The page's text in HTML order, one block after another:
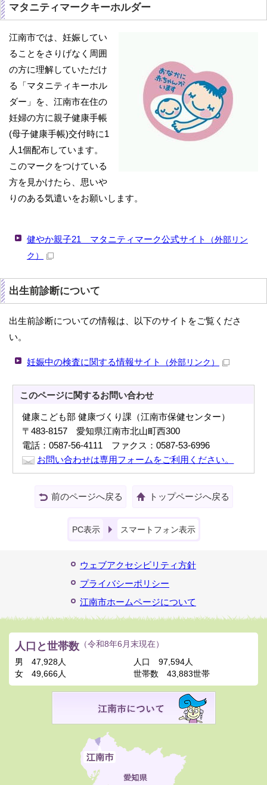
マタニティマークキーホルダー
江南市では、妊娠してい
ることをさりげなく周囲
の方に理解していただけ
る「マタニティキーホル
ダー」を、江南市在住の
妊婦の方に親子健康手帳
(母子健康手帳)交付時に1
人1個配布しています。
このマークをつけている
方を見かけたら、思いや
りのある気遣いをお願いします。
健やか親子21 マタニティマーク公式サイト
（外部リン
ク）
出生前診断について
出生前診断についての情報は、以下のサイトをご覧くださ
い。
妊娠中の検査に関する情報サイト （外部リンク）
このページに関するお問い合わせ
健康こども部 健康づくり課（江南市保健センター）
〒483-8157 愛知県江南市北山町西300
電話：0587-56-4111 ファクス：0587-53-6996
お問い合わせは専用フォームをご利用ください。
前のページへ戻る トップページへ戻る
PC表示 スマートフォン表示
ウェブアクセシビリティ方針
プライバシーポリシー
江南市ホームページについて
人口と世帯数 （令和8年6月末現在）
男
47,928人
女
49,666人
人口
97,594人
世帯数
43,883世帯